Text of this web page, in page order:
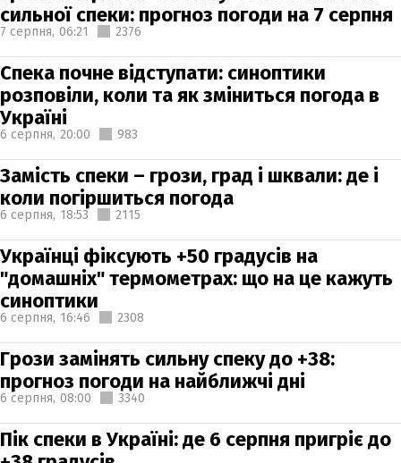
сильної спеки: прогноз погоди на 7 серпня
7 серпня, 06:21 2376
Спека почне відступати: синоптики
розповіли, коли та як зміниться погода в
Україні
6 серпня, 20:00 983
Замість спеки – грози, град і шквали: де і
коли погіршиться погода
6 серпня, 18:53 2115
Українці фіксують +50 градусів на
"домашніх" термометрах: що на це кажуть
синоптики
6 серпня, 16:46 2308
Грози замінять сильну спеку до +38:
прогноз погоди на найближчі дні
6 серпня, 08:00 3340
Пік спеки в Україні: де 6 серпня пригріє до